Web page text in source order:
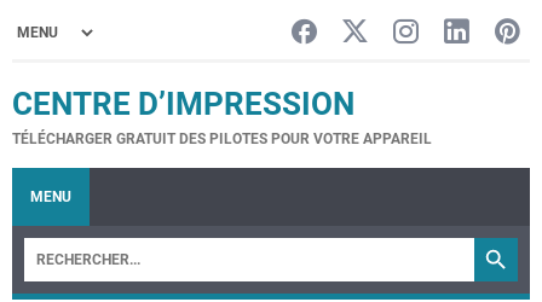
CENTRE D’IMPRESSION
TÉLÉCHARGER GRATUIT DES PILOTES POUR VOTRE APPAREIL
MENU